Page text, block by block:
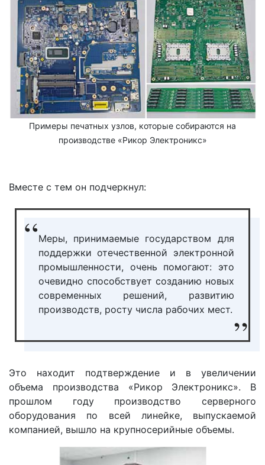
Примеры печатных узлов, которые собираются на
производстве «Рикор Электроникс»
Вместе с тем он подчеркнул:
Меры, принимаемые государством для
поддержки отечественной электронной
промышленности, очень помогают: это
очевидно способствует созданию новых
современных решений, развитию
производств, росту числа рабочих мест.
Это находит подтверждение и в увеличении
объема производства «Рикор Электроникс». В
прошлом году производство серверного
оборудования по всей линейке, выпускаемой
компанией, вышло на крупносерийные объемы.